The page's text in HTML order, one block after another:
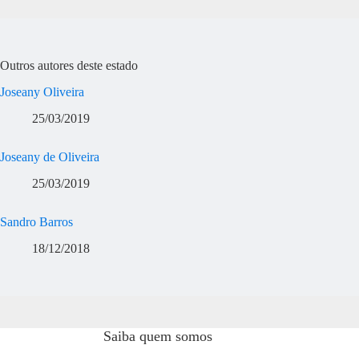
Outros autores deste estado
Joseany Oliveira
25/03/2019
Joseany de Oliveira
25/03/2019
Sandro Barros
18/12/2018
Saiba quem somos